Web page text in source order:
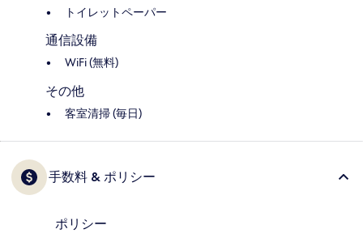
トイレットペーパー
通信設備
WiFi (無料)
その他
客室清掃 (毎日)
手数料 & ポリシー
ポリシー